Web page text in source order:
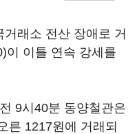
래소 전산 장애로 거
이 이틀 연속 강세를
9시40분 동양철관은
른 1217원에 거래되